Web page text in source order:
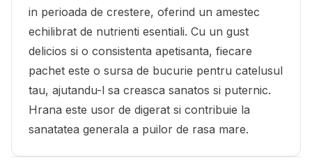
in perioada de crestere, oferind un amestec
echilibrat de nutrienti esentiali. Cu un gust
delicios si o consistenta apetisanta, fiecare
pachet este o sursa de bucurie pentru catelusul
tau, ajutandu-l sa creasca sanatos si puternic.
Hrana este usor de digerat si contribuie la
sanatatea generala a puilor de rasa mare.